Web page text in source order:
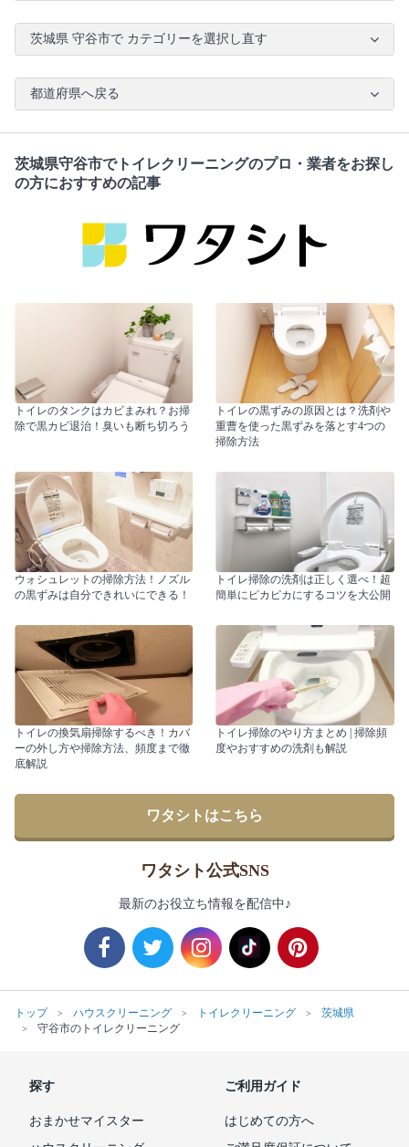
茨城県 守谷市で カテゴリーを選択し直す
都道府県へ戻る
茨城県守谷市でトイレクリーニングのプロ・業者をお探し
の方におすすめの記事
トイレのタンクはカビまみれ？お掃
除で黒カビ退治！臭いも断ち切ろう
トイレの黒ずみの原因とは？洗剤や
重曹を使った黒ずみを落とす4つの
掃除方法
ウォシュレットの掃除方法！ノズル
の黒ずみは自分できれいにできる！
トイレ掃除の洗剤は正しく選べ！超
簡単にピカピカにするコツを大公開
トイレの換気扇掃除するべき！カバ
ーの外し方や掃除方法、頻度まで徹
底解説
トイレ掃除のやり方まとめ | 掃除頻
度やおすすめの洗剤も解説
ワタシトはこちら
ワタシト公式SNS
最新のお役立ち情報を配信中♪
トップ ハウスクリーニング トイレクリーニング
茨城県
守谷市のトイレクリーニング
探す
おまかせマイスター
ご利用ガイド
はじめての方へ